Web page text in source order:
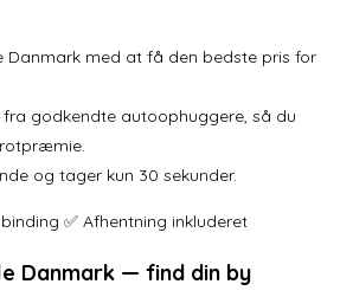
Danmark med at få den bedste pris for
godkendte autoophuggere, så du
og tager kun 30 sekunder.
✅ Afhentning inkluderet
Danmark — find din by